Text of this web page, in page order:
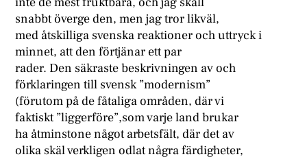
snabbt överge den, men jag tror likväl,
med åtskilliga svenska reaktioner och uttryck i
minnet, att den förtjänar ett par
rader. Den säkraste beskrivningen av och
förklaringen till svensk ”modernism”
(förutom på de fåtaliga områden, där vi
faktiskt ”liggerföre”,som varje land brukar
ha åtminstone något arbetsfält, där det av
olika skäl verkligen odlat några färdigheter,